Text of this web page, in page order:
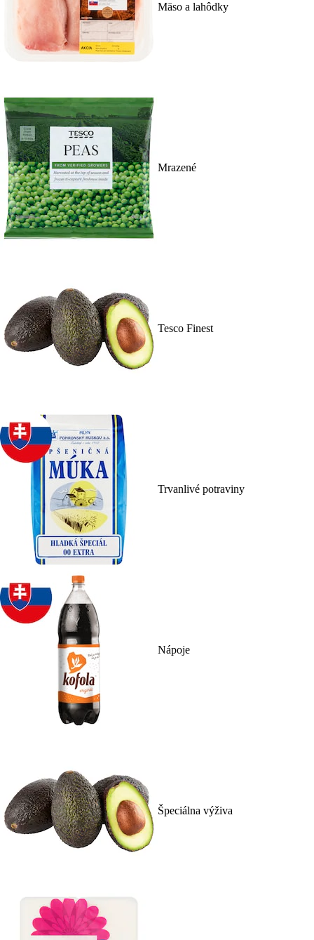
Mäso a lahôdky
Mrazené
Tesco Finest
Trvanlivé potraviny
Nápoje
Špeciálna výživa